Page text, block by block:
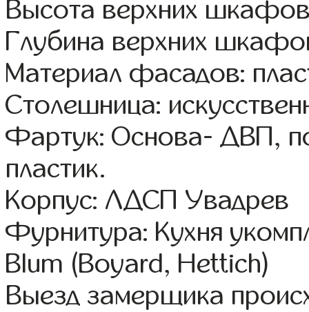
Высота верхних
Глубина верхних
Материал фасадов:
Столешница:
Фартук: Основа- ДВП,
пластик.
Корпус: ЛДСП Увадрев
Фурнитура: Кухня
Blum (Boyard, Hettich)
Выезд замерщика